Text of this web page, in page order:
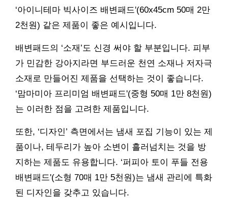
‘아이니테마 빅사이즈 배변패드'(60x45cm 50매 2만
2천원) 같은 제품이 좋은 예시입니다.
배변패드의 ‘소재’도 신경 써야 할 부분입니다. 피부
가 민감한 강아지라면 부드러운 천연 소재나 저자극
소재로 만들어진 제품을 선택하는 것이 좋습니다.
‘맘마미아 프리미엄 배변패드'(중형 50매 1만 8천원)
는 이러한 점을 고려한 제품입니다.
또한, ‘디자인’ 측면에서는 냄새 포집 기능이 있는 제
품이나, 테두리가 높아 소변이 흘러넘치는 것을 방
지하는 제품도 유용합니다. ‘퍼피아 토이 푸들 전용
배변패드'(소형 70매 1만 5천원)는 냄새 관리에 특화
된 디자인을 갖추고 있습니다.